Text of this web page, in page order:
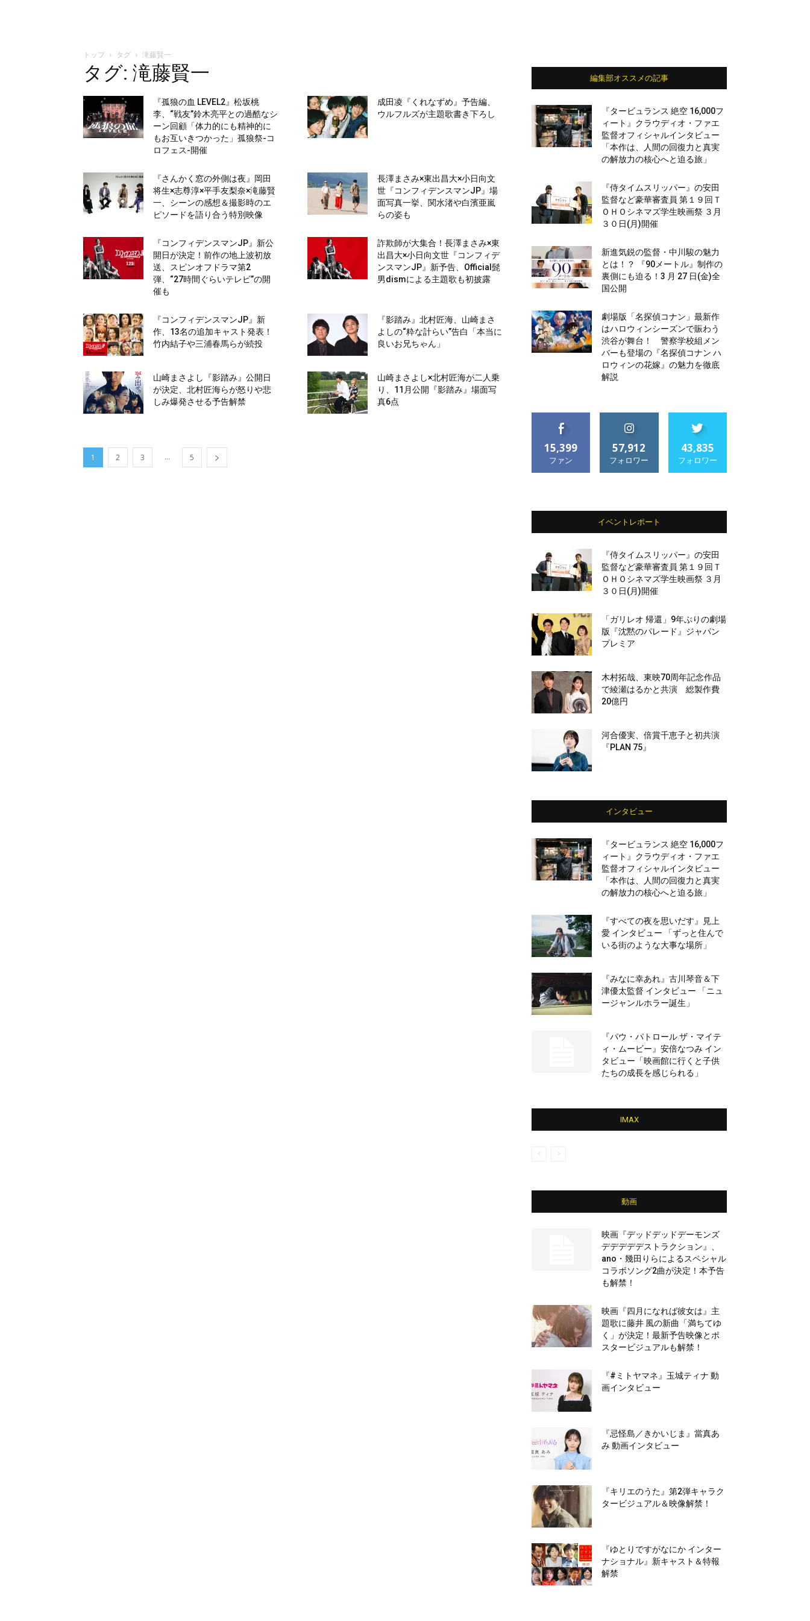
トップ タグ 滝藤賢一
タグ: 滝藤賢一
『孤狼の血 LEVEL2』松坂桃
李、“戦友”鈴木亮平との過酷なシ
ーン回顧「体力的にも精神的に
もお互いきつかった」孤狼祭-コ
ロフェス-開催
成田凌『くれなずめ』予告編、
ウルフルズが主題歌書き下ろし
『さんかく窓の外側は夜』岡田
将生×志尊淳×平手友梨奈×滝藤賢
一、シーンの感想＆撮影時のエ
ピソードを語り合う特別映像
長澤まさみ×東出昌大×小日向文
世『コンフィデンスマンJP』場
面写真一挙、関水渚や白濱亜嵐
らの姿も
『コンフィデンスマンJP』新公
開日が決定！前作の地上波初放
送、スピンオフドラマ第2
弾、“27時間ぐらいテレビ”の開
催も
詐欺師が大集合！長澤まさみ×東
出昌大×小日向文世『コンフィデ
ンスマンJP』新予告、Official髭
男dismによる主題歌も初披露
『コンフィデンスマンJP』新
作、13名の追加キャスト発表！
竹内結子や三浦春馬らが続投
『影踏み』北村匠海、山崎まさ
よしの“粋な計らい”告白「本当に
良いお兄ちゃん」
山崎まさよし『影踏み』公開日
が決定、北村匠海らが怒りや悲
しみ爆発させる予告解禁
山崎まさよし×北村匠海が二人乗
り、11月公開『影踏み』場面写
真6点
1 2 3 ... 5
編集部オススメの記事
『タービュランス 絶空 16,000フ
ィート』クラウディオ・ファエ
監督オフィシャルインタビュー
「本作は、人間の回復力と真実
の解放力の核心へと迫る旅」
『侍タイムスリッパー』の安田
監督など豪華審査員 第１９回Ｔ
ＯＨＯシネマズ学生映画祭 ３月
３０日(月)開催
新進気鋭の監督・中川駿の魅力
とは！？ 『90メートル』制作の
裏側にも迫る！3 月 27 日(金)全
国公開
劇場版「名探偵コナン」最新作
はハロウィンシーズンで賑わう
渋谷が舞台！ 警察学校組メン
バーも登場の『名探偵コナン ハ
ロウィンの花嫁』の魅力を徹底
解説
15,399
ファン
57,912
フォロワー
43,835
フォロワー
イベントレポート
『侍タイムスリッパー』の安田
監督など豪華審査員 第１９回Ｔ
ＯＨＯシネマズ学生映画祭 ３月
３０日(月)開催
「ガリレオ 帰還」9年ぶりの劇場
版『沈黙のパレード』ジャパン
プレミア
木村拓哉、東映70周年記念作品
で綾瀬はるかと共演 総製作費
20億円
河合優実、倍賞千恵子と初共演
『PLAN 75』
インタビュー
『タービュランス 絶空 16,000フ
ィート』クラウディオ・ファエ
監督オフィシャルインタビュー
「本作は、人間の回復力と真実
の解放力の核心へと迫る旅」
『すべての夜を思いだす』見上
愛 インタビュー 「ずっと住んで
いる街のような大事な場所」
『みなに幸あれ』古川琴音＆下
津優太監督 インタビュー 「ニュ
ージャンルホラー誕生」
『パウ・パトロール ザ・マイテ
ィ・ムービー』安倍なつみ イン
タビュー「映画館に行くと子供
たちの成長を感じられる」
IMAX
動画
映画『デッドデッドデーモンズ
デデデデデストラクション』、
ano・幾田りらによるスペシャル
コラボソング2曲が決定！本予告
も解禁！
映画『四月になれば彼女は』主
題歌に藤井 風の新曲「満ちてゆ
く」が決定！最新予告映像とポ
スタービジュアルも解禁！
『#ミトヤマネ』玉城ティナ 動
画インタビュー
『忌怪島／きかいじま』當真あ
み 動画インタビュー
『キリエのうた』第2弾キャラク
タービジュアル＆映像解禁！
『ゆとりですがなにか インター
ナショナル』新キャスト＆特報
解禁